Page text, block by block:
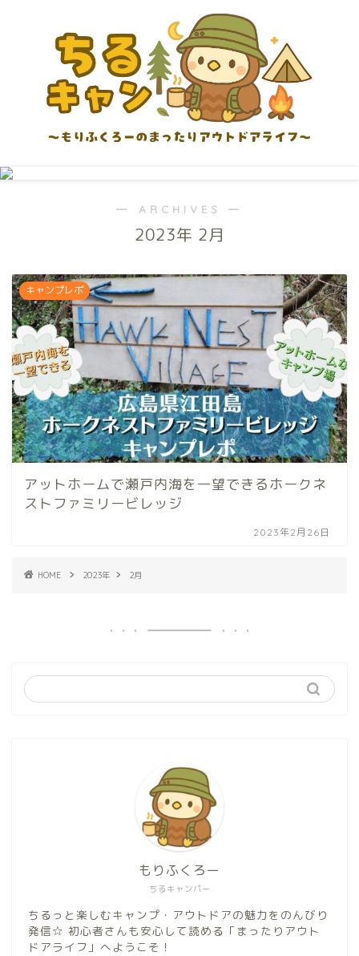
― ARCHIVES ―
2023年 2月
キャンプレポ
アットホームで瀬戸内海を一望できるホークネ
ストファミリービレッジ
2023年2月26日
HOME 2023年 2月
ちるキャンパー
もりふくろー
ちるっと楽しむキャンプ・アウトドアの魅力をのんびり
発信☆ 初心者さんも安心して読める「まったりアウト
ドアライフ」へようこそ！